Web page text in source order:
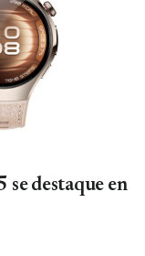
se destaque en